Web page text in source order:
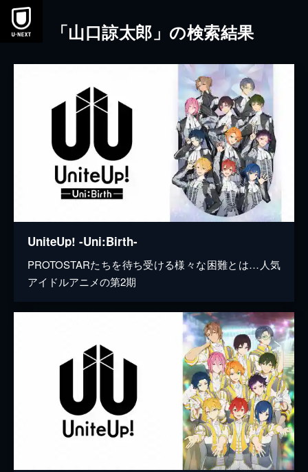
本文へスキップ
「山口諒太郎」の検索結果
UniteUp! -Uni:Birth-
PROTOSTARたちを待ち受ける様々な困難とは…人気
アイドルアニメの第2期